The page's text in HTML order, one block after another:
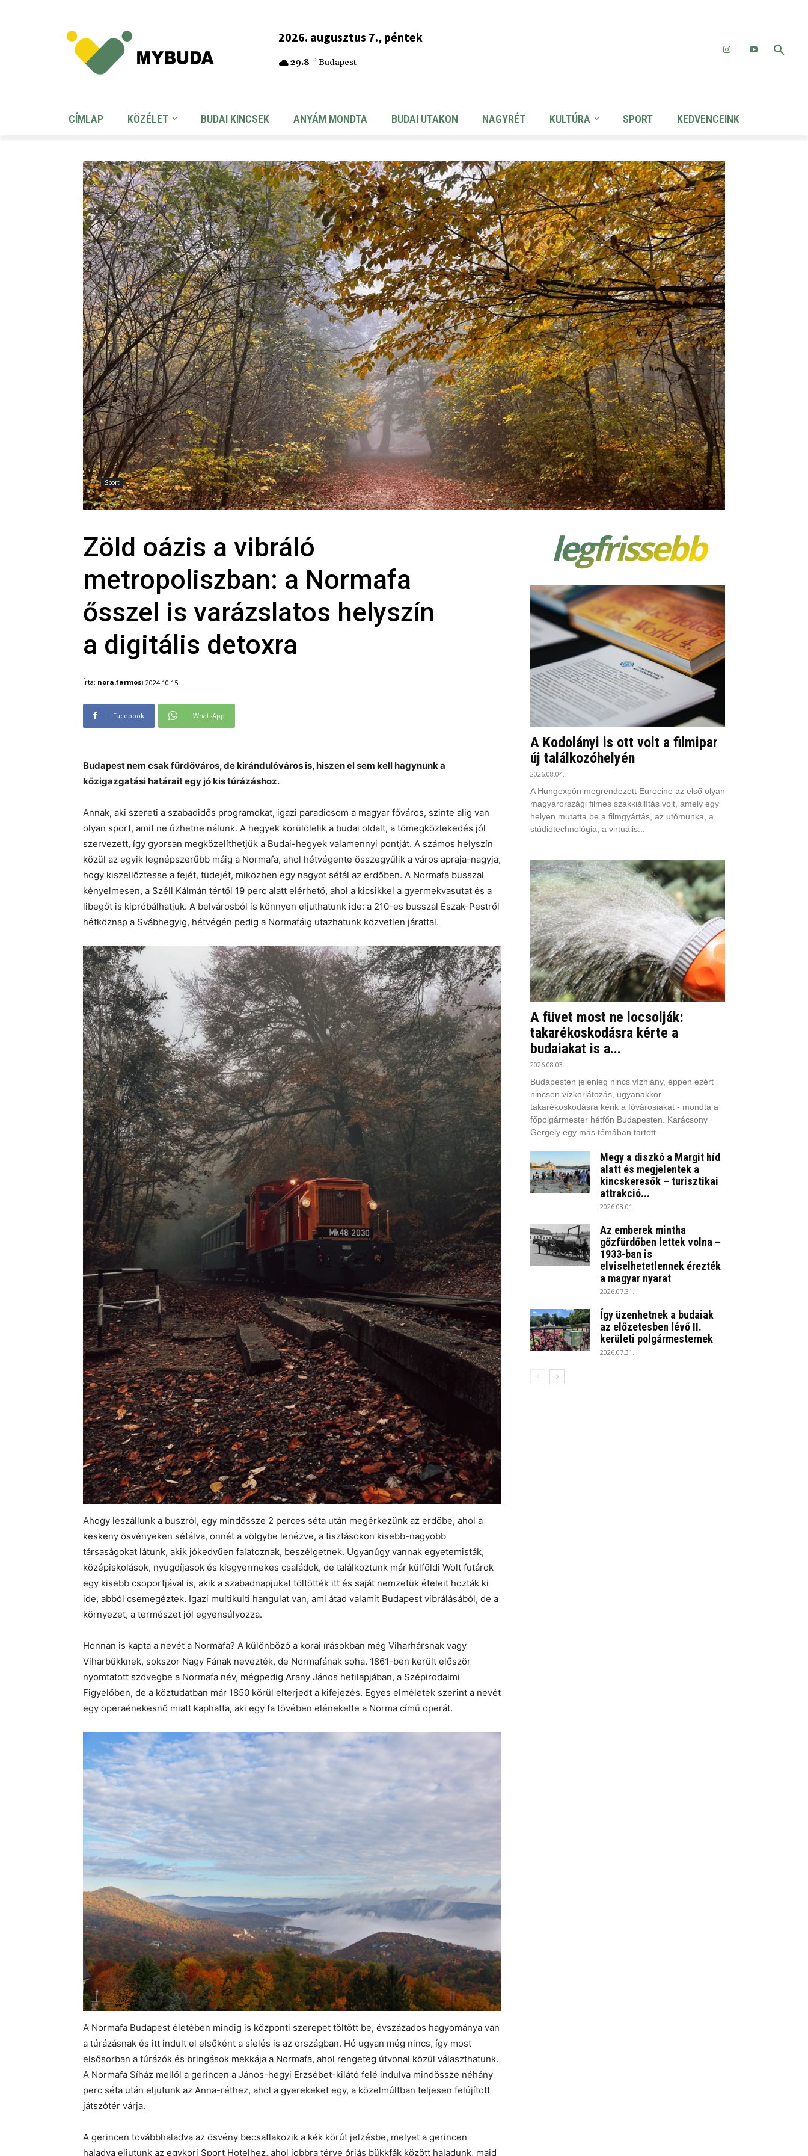
2026. augusztus 7., péntek
29.8 C Budapest
CÍMLAP KÖZÉLET BUDAI KINCSEK ANYÁM MONDTA BUDAI UTAKON NAGYRÉT KULTÚRA SPORT KEDVENCEINK
Sport
Zöld oázis a vibráló
metropoliszban: a Normafa
ősszel is varázslatos helyszín
a digitális detoxra
Írta: nora.farmosi 2024.10.15.
Facebook WhatsApp
Budapest nem csak fürdőváros, de kirándulóváros is, hiszen el sem kell hagynunk a
közigazgatási határait egy jó kis túrázáshoz.
Annak, aki szereti a szabadidős programokat, igazi paradicsom a magyar főváros, szinte alig van
olyan sport, amit ne űzhetne nálunk. A hegyek körülölelik a budai oldalt, a tömegközlekedés jól
szervezett, így gyorsan megközelíthetjük a Budai-hegyek valamennyi pontját. A számos helyszín
közül az egyik legnépszerűbb máig a Normafa, ahol hétvégente összegyűlik a város apraja-nagyja,
hogy kiszellőztesse a fejét, tüdejét, miközben egy nagyot sétál az erdőben. A Normafa busszal
kényelmesen, a Széll Kálmán tértől 19 perc alatt elérhető, ahol a kicsikkel a gyermekvasutat és a
libegőt is kipróbálhatjuk. A belvárosból is könnyen eljuthatunk ide: a 210-es busszal Észak-Pestről
hétköznap a Svábhegyig, hétvégén pedig a Normafáig utazhatunk közvetlen járattal.
Ahogy leszállunk a buszról, egy mindössze 2 perces séta után megérkezünk az erdőbe, ahol a
keskeny ösvényeken sétálva, onnét a völgybe lenézve, a tisztásokon kisebb-nagyobb
társaságokat látunk, akik jókedvűen falatoznak, beszélgetnek. Ugyanúgy vannak egyetemisták,
középiskolások, nyugdíjasok és kisgyermekes családok, de találkoztunk már külföldi Wolt futárok
egy kisebb csoportjával is, akik a szabadnapjukat töltötték itt és saját nemzetük ételeit hozták ki
ide, abból csemegéztek. Igazi multikulti hangulat van, ami átad valamit Budapest vibrálásából, de a
környezet, a természet jól egyensúlyozza.
Honnan is kapta a nevét a Normafa? A különböző a korai írásokban még Viharhársnak vagy
Viharbükknek, sokszor Nagy Fának nevezték, de Normafának soha. 1861-ben került először
nyomtatott szövegbe a Normafa név, mégpedig Arany János hetilapjában, a Szépirodalmi
Figyelőben, de a köztudatban már 1850 körül elterjedt a kifejezés. Egyes elméletek szerint a nevét
egy operaénekesnő miatt kaphatta, aki egy fa tövében elénekelte a Norma című operát.
A Normafa Budapest életében mindig is központi szerepet töltött be, évszázados hagyománya van
a túrázásnak és itt indult el elsőként a síelés is az országban. Hó ugyan még nincs, így most
elsősorban a túrázók és bringások mekkája a Normafa, ahol rengeteg útvonal közül választhatunk.
A Normafa Síház mellől a gerincen a János-hegyi Erzsébet-kilátó felé indulva mindössze néhány
perc séta után eljutunk az Anna-réthez, ahol a gyerekeket egy, a közelmúltban teljesen felújított
játszótér várja.
A gerincen továbbhaladva az ösvény becsatlakozik a kék körút jelzésbe, melyet a gerincen
haladva eljutunk az egykori Sport Hotelhez, ahol jobbra térve óriás bükkfák között haladunk, majd
legfrissebb
A Kodolányi is ott volt a filmipar
új találkozóhelyén
2026.08.04.
A Hungexpón megrendezett Eurocine az első olyan
magyarországi filmes szakkiállítás volt, amely egy
helyen mutatta be a filmgyártás, az utómunka, a
stúdiótechnológia, a virtuális...
A füvet most ne locsolják:
takarékoskodásra kérte a
budaiakat is a...
2026.08.03.
Budapesten jelenleg nincs vízhiány, éppen ezért
nincsen vízkorlátozás, ugyanakkor
takarékoskodásra kérik a fővárosiakat - mondta a
főpolgármester hétfőn Budapesten. Karácsony
Gergely egy más témában tartott...
Megy a diszkó a Margit híd
alatt és megjelentek a
kincskeresők – turisztikai
attrakció...
2026.08.01.
Az emberek mintha
gőzfürdőben lettek volna –
1933-ban is
elviselhetetlennek érezték
a magyar nyarat
2026.07.31.
Így üzenhetnek a budaiak
az előzetesben lévő II.
kerületi polgármesternek
2026.07.31.